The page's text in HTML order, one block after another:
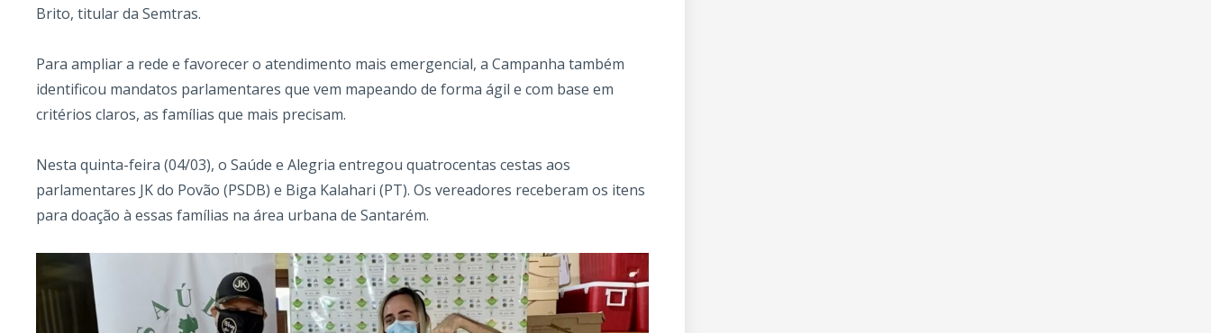
Brito, titular da Semtras.
Para ampliar a rede e favorecer o atendimento mais emergencial, a Campanha também
identificou mandatos parlamentares que vem mapeando de forma ágil e com base em
critérios claros, as famílias que mais precisam.
Nesta quinta-feira (04/03), o Saúde e Alegria entregou quatrocentas cestas aos
parlamentares JK do Povão (PSDB) e Biga Kalahari (PT). Os vereadores receberam os itens
para doação à essas famílias na área urbana de Santarém.